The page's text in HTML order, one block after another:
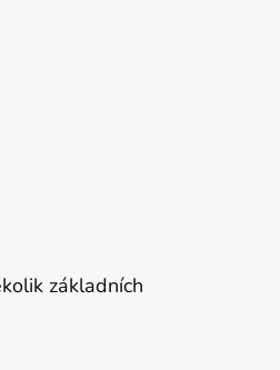
základních